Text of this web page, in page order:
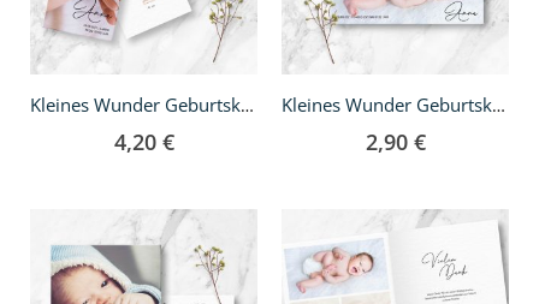
Kleines Wunder Geburtskarte - DIN lang Fächer
4,20 €
Kleines Wunder Geburtskarte - Klappkarte DIN lang
2,90 €